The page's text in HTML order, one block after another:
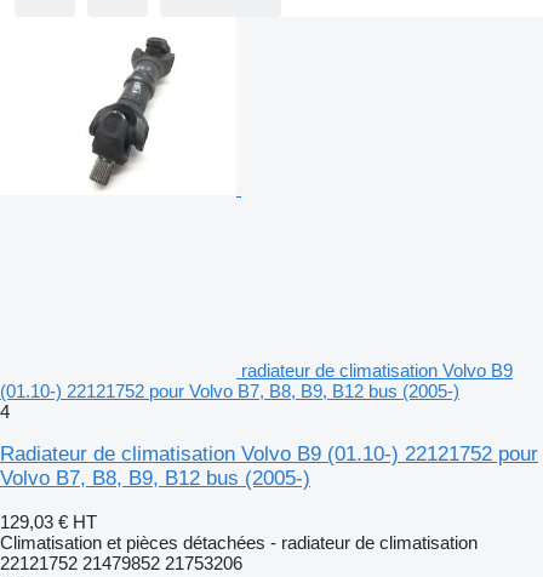
radiateur de climatisation Volvo B9
(01.10-) 22121752 pour Volvo B7, B8, B9, B12 bus (2005-)
4
Radiateur de climatisation Volvo B9 (01.10-) 22121752 pour
Volvo B7, B8, B9, B12 bus (2005-)
129,03 € HT
Climatisation et pièces détachées - radiateur de climatisation
22121752 21479852 21753206